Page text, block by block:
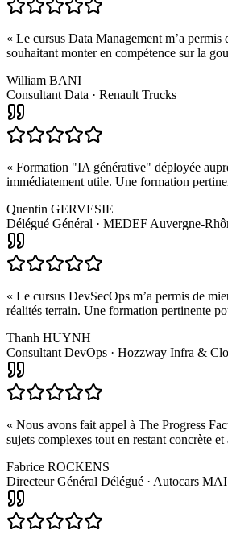
« Le cursus Data Management m’a
souhaitant monter en compétence sur la
William BANI
Consultant Data · Renault Trucks
« Formation "IA générative" déployée
immédiatement utile. Une formation
Quentin GERVESIE
Délégué Général · MEDEF Auvergne-
« Le cursus DevSecOps m’a permis de
réalités terrain. Une formation pertinente
Thanh HUYNH
Consultant DevOps · Hozzway Infra &
« Nous avons fait appel à The Progress
sujets complexes tout en restant concrète
Fabrice ROCKENS
Directeur Général Délégué · Autocars